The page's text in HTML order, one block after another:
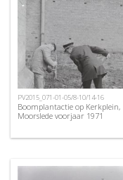
PV2015_071-01-05/8-10/14-16
Boomplantactie op Kerkplein,
Moorslede voorjaar 1971